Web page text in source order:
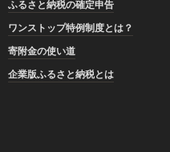
ふるさと納税の確定申告
ワンストップ特例制度とは？
寄附金の使い道
企業版ふるさと納税とは